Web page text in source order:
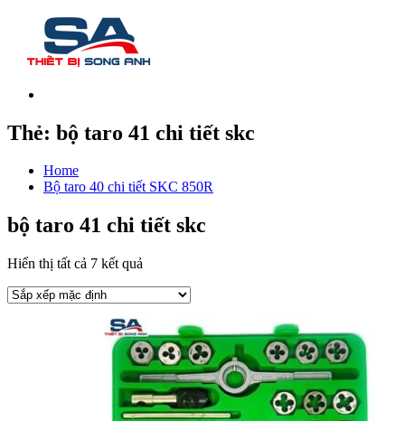
Thẻ: bộ taro 41 chi tiết skc
Home
Bộ taro 40 chi tiết SKC 850R
bộ taro 41 chi tiết skc
Hiển thị tất cả 7 kết quả